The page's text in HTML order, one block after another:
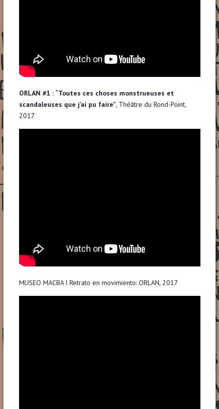
ORLAN #1 : “Toutes ces choses monstrueuses et
scandaleuses que j’ai pu faire”, Théâtre du Rond-Point,
2017
MUSEO MACBA I Retrato en movimiento: ORLAN, 2017